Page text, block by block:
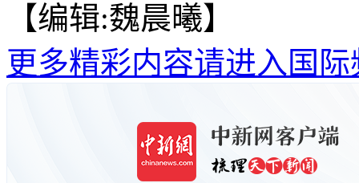
【编辑:魏晨曦】
更多精彩内容请进入国际